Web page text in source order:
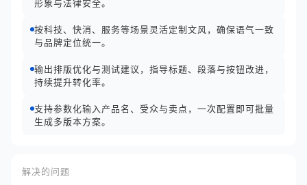
形象与法律安全。
按科技、快消、服务等场景灵活定制文风，确保语气一致
与品牌定位统一。
输出排版优化与测试建议，指导标题、段落与按钮改进，
持续提升转化率。
支持参数化输入产品名、受众与卖点，一次配置即可批量
生成多版本方案。
解决的问题